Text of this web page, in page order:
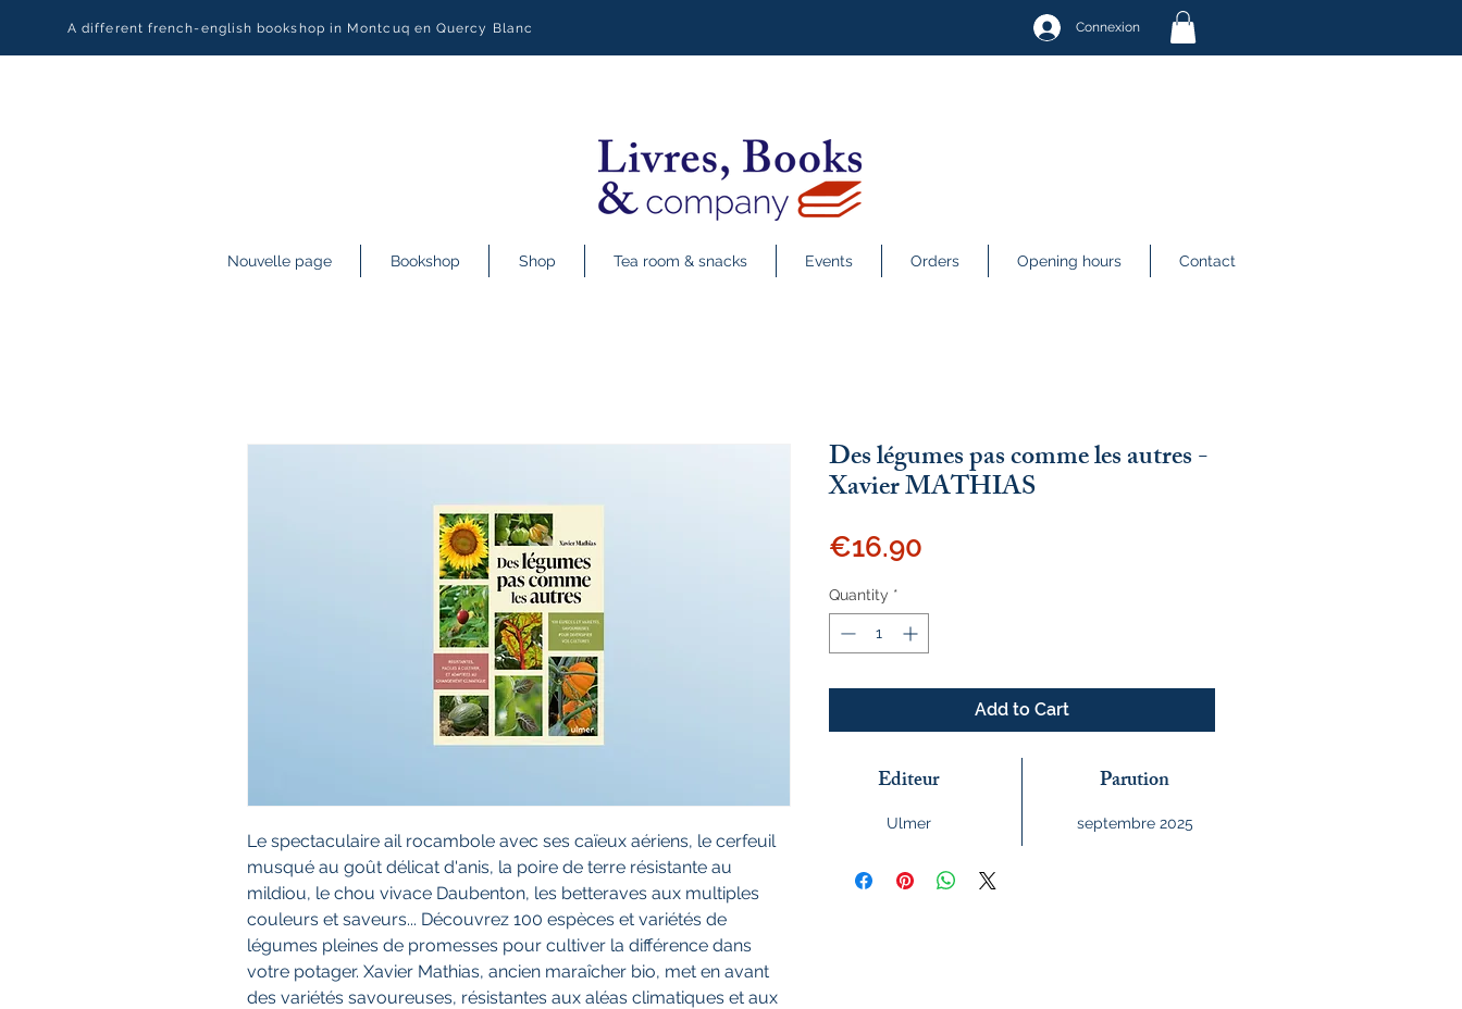
A different french-english bookshop in Montcuq en Quercy Blanc Connexion
Nouvelle page Bookshop Shop Tea room & snacks Events Orders Opening hours Contact
Le spectaculaire ail rocambole avec ses caïeux aériens, le cerfeuil
musqué au goût délicat d'anis, la poire de terre résistante au
mildiou, le chou vivace Daubenton, les betteraves aux multiples
couleurs et saveurs... Découvrez 100 espèces et variétés de
légumes pleines de promesses pour cultiver la différence dans
votre potager. Xavier Mathias, ancien maraîcher bio, met en avant
des variétés savoureuses, résistantes aux aléas climatiques et aux
Des légumes pas comme les autres -
Xavier MATHIAS
€16.90
Quantity *
Add to Cart
Editeur
Ulmer
Parution
septembre 2025